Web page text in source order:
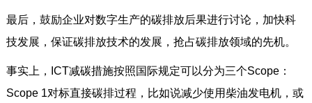
最后，鼓励企业对数字生产的碳排放后果进行讨论，加快科
技发展，保证碳排放技术的发展，抢占碳排放领域的先机。
事实上，ICT减碳措施按照国际规定可以分为三个Scope：
Scope 1对标直接碳排过程，比如说减少使用柴油发电机，或